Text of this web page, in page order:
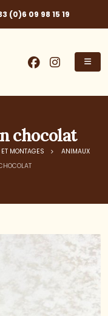
(0)6 09 98 15 19
chocolat
MONTAGES
ANIMAUX